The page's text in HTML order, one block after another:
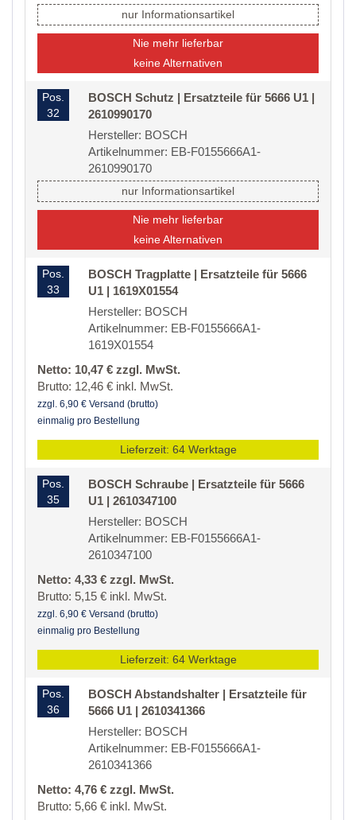
nur Informationsartikel
Nie mehr lieferbar
keine Alternativen
Pos.
32
BOSCH Schutz | Ersatzteile für 5666 U1 |
2610990170
Hersteller: BOSCH
Artikelnummer: EB-F0155666A1-
2610990170
nur Informationsartikel
Nie mehr lieferbar
keine Alternativen
Pos.
33
BOSCH Tragplatte | Ersatzteile für 5666
U1 | 1619X01554
Hersteller: BOSCH
Artikelnummer: EB-F0155666A1-
1619X01554
Netto: 10,47 € zzgl. MwSt.
Brutto: 12,46 € inkl. MwSt.
zzgl. 6,90 € Versand (brutto)
einmalig pro Bestellung
Lieferzeit: 64 Werktage
Pos.
35
BOSCH Schraube | Ersatzteile für 5666
U1 | 2610347100
Hersteller: BOSCH
Artikelnummer: EB-F0155666A1-
2610347100
Netto: 4,33 € zzgl. MwSt.
Brutto: 5,15 € inkl. MwSt.
zzgl. 6,90 € Versand (brutto)
einmalig pro Bestellung
Lieferzeit: 64 Werktage
Pos.
36
BOSCH Abstandshalter | Ersatzteile für
5666 U1 | 2610341366
Hersteller: BOSCH
Artikelnummer: EB-F0155666A1-
2610341366
Netto: 4,76 € zzgl. MwSt.
Brutto: 5,66 € inkl. MwSt.